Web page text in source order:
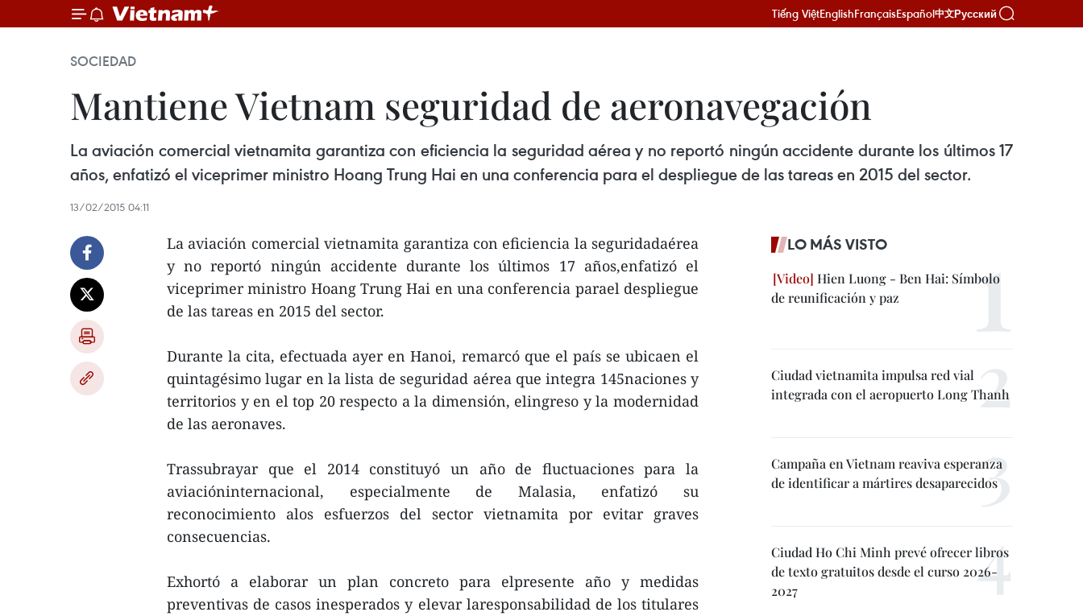
Tiếng ViệtEnglishFrançaisEspañol中文Русский
SOCIEDAD
Mantiene Vietnam seguridad de aeronavegación
La aviación comercial vietnamita garantiza con eficiencia la seguridad aérea y no reportó ningún accidente durante los últimos 17
años, enfatizó el viceprimer ministro Hoang Trung Hai en una conferencia para el despliegue de las tareas en 2015 del sector.
13/02/2015 04:11
La aviación comercial vietnamita garantiza con eficiencia la seguridadaérea
y no reportó ningún accidente durante los últimos 17 años,enfatizó el
viceprimer ministro Hoang Trung Hai en una conferencia parael despliegue
de las tareas en 2015 del sector.
Durante la cita, efectuada ayer en Hanoi, remarcó que el país se ubicaen el
quintagésimo lugar en la lista de seguridad aérea que integra 145naciones y
territorios y en el top 20 respecto a la dimensión, elingreso y la modernidad
de las aeronaves.
Trassubrayar que el 2014 constituyó un año de fluctuaciones para la
aviacióninternacional, especialmente de Malasia, enfatizó su
reconocimiento alos esfuerzos del sector vietnamita por evitar graves
consecuencias.
Exhortó a elaborar un plan concreto para elpresente año y medidas
preventivas de casos inesperados y elevar laresponsabilidad de los titulares
LO MÁS VISTO
Hien Luong - Ben Hai: Símbolo
de reunificación y paz
Ciudad vietnamita impulsa red vial
integrada con el aeropuerto Long Thanh
Campaña en Vietnam reaviva esperanza
de identificar a mártires desaparecidos
Ciudad Ho Chi Minh prevé ofrecer libros
de texto gratuitos desde el curso 2026-
2027